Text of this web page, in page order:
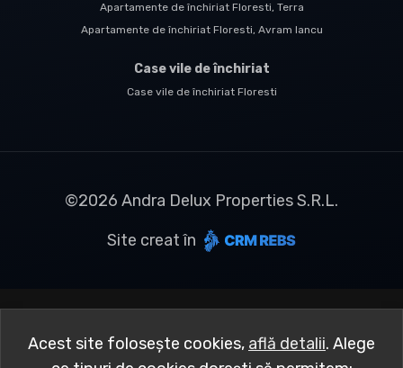
Apartamente de închiriat Floresti, Terra
Apartamente de închiriat Floresti, Avram Iancu
Case vile de închiriat
Case vile de închiriat Floresti
©2026 Andra Delux Properties S.R.L.
Site creat în
Acest site folosește cookies, află detalii. Alege